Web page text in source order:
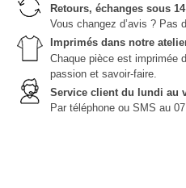
Retours, échanges sous
Vous changez d’avis ? Pas
Imprimés dans notre
Chaque pièce est imprimée
passion et savoir-faire.
Service client du lundi au
Par téléphone ou SMS au